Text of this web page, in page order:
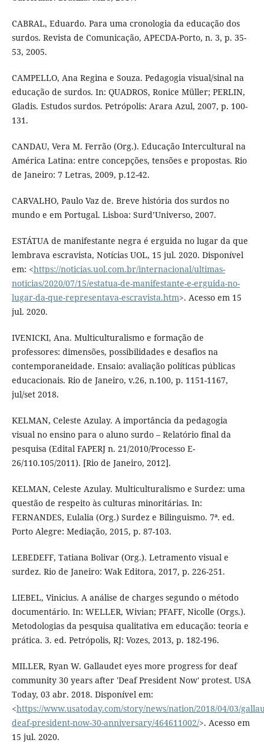
CABRAL, Eduardo. Para uma cronologia da educação dos
surdos. Revista de Comunicação, APECDA-Porto, n. 3, p. 35-
53, 2005.
CAMPELLO, Ana Regina e Souza. Pedagogia visual/sinal na
educação de surdos. In: QUADROS, Ronice Müller; PERLIN,
Gladis. Estudos surdos. Petrópolis: Arara Azul, 2007, p. 100-
131.
CANDAU, Vera M. Ferrão (Org.). Educação Intercultural na
América Latina: entre concepções, tensões e propostas. Rio
de Janeiro: 7 Letras, 2009, p.12-42.
CARVALHO, Paulo Vaz de. Breve história dos surdos no
mundo e em Portugal. Lisboa: Surd’Universo, 2007.
ESTÁTUA de manifestante negra é erguida no lugar da que
lembrava escravista, Notícias UOL, 15 jul. 2020. Disponível
em: <https://noticias.uol.com.br/internacional/ultimas-
noticias/2020/07/15/estatua-de-manifestante-e-erguida-no-
lugar-da-que-representava-escravista.htm>. Acesso em 15
jul. 2020.
IVENICKI, Ana. Multiculturalismo e formação de
professores: dimensões, possibilidades e desafios na
contemporaneidade. Ensaio: avaliação políticas públicas
educacionais. Rio de Janeiro, v.26, n.100, p. 1151-1167,
jul/set 2018.
KELMAN, Celeste Azulay. A importância da pedagogia
visual no ensino para o aluno surdo – Relatório final da
pesquisa (Edital FAPERJ n. 21/2010/Processo E-
26/110.105/2011). [Rio de Janeiro, 2012].
KELMAN, Celeste Azulay. Multiculturalismo e Surdez: uma
questão de respeito às culturas minoritárias. In:
FERNANDES, Eulalia (Org.) Surdez e Bilinguismo. 7ª. ed.
Porto Alegre: Mediação, 2015, p. 87-103.
LEBEDEFF, Tatiana Bolivar (Org.). Letramento visual e
surdez. Rio de Janeiro: Wak Editora, 2017, p. 226-251.
LIEBEL, Vinicius. A análise de charges segundo o método
documentário. In: WELLER, Wivian; PFAFF, Nicolle (Orgs.).
Metodologias da pesquisa qualitativa em educação: teoria e
prática. 3. ed. Petrópolis, RJ: Vozes, 2013, p. 182-196.
MILLER, Ryan W. Gallaudet eyes more progress for deaf
community 30 years after 'Deaf President Now' protest. USA
Today, 03 abr. 2018. Disponível em:
<https://www.usatoday.com/story/news/nation/2018/04/03/
deaf-president-now-30-anniversary/464611002/>. Acesso em
15 jul. 2020.